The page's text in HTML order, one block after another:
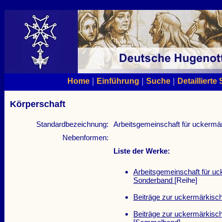
Home| Einführung | Suche| Detaillierte
Körperschaft
Standardbezeichnung:
Arbeitsgemeinschaft für
Nebenformen:
Liste der Werke:
Arbeitsgemeinschaft für
Sonderband [Reihe]
Beiträge zur
Beiträge zur